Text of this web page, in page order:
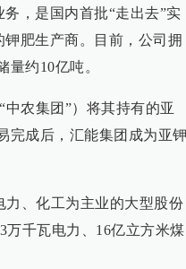
，是国内首批“走出去”实
肥生产商。目前，公司拥
约10亿吨。
农集团”）将其持有的亚
完成后，汇能集团成为亚钾
力、化工为主业的大型股份
万千瓦电力、16亿立方米煤